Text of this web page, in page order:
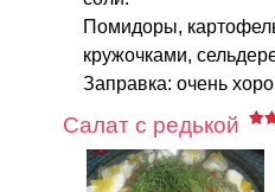
Помидоры,
кружочками,
Заправка: очень
Салат с редькой